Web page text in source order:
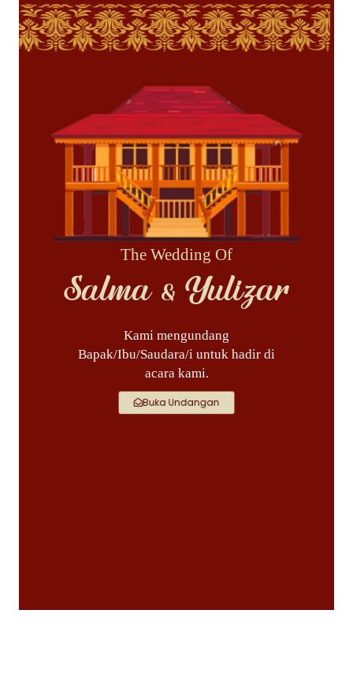
The Wedding Of
Salma & Yulizar
Kami mengundang
Bapak/Ibu/Saudara/i untuk hadir di
acara kami.
Buka Undangan